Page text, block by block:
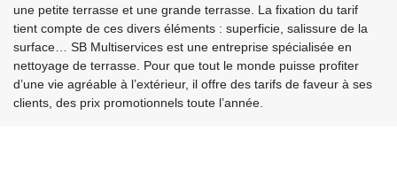
une petite terrasse et une grande terrasse. La fixation du tarif
tient compte de ces divers éléments : superficie, salissure de la
surface… SB Multiservices est une entreprise spécialisée en
nettoyage de terrasse. Pour que tout le monde puisse profiter
d’une vie agréable à l’extérieur, il offre des tarifs de faveur à ses
clients, des prix promotionnels toute l’année.